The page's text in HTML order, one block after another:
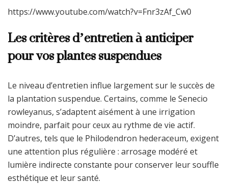
https://www.youtube.com/watch?v=Fnr3zAf_Cw0
Les critères d’entretien à anticiper
pour vos plantes suspendues
Le niveau d’entretien influe largement sur le succès de
la plantation suspendue. Certains, comme le Senecio
rowleyanus, s’adaptent aisément à une irrigation
moindre, parfait pour ceux au rythme de vie actif.
D’autres, tels que le Philodendron hederaceum, exigent
une attention plus régulière : arrosage modéré et
lumière indirecte constante pour conserver leur souffle
esthétique et leur santé.